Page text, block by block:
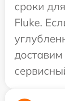
сроки
Fluke.
доставим